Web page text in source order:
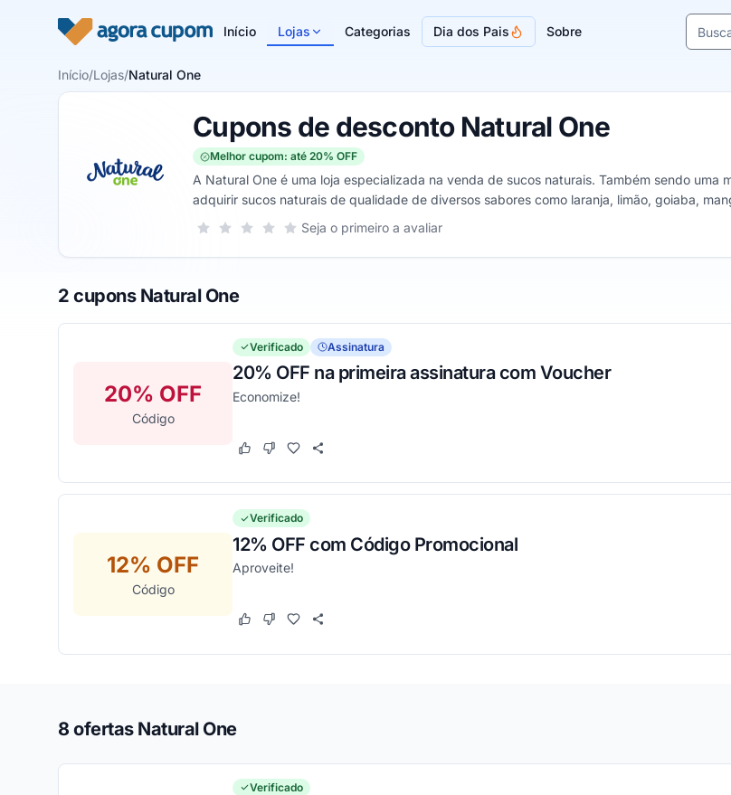
Início Lojas Categorias Dia dos Pais Sobre
Início/Lojas/Natural One
Cupons de desconto Natural One
Melhor cupom: até 20% OFF
A Natural One é uma loja especializada na venda de sucos naturais. Também sendo
adquirir sucos naturais de qualidade de diversos sabores como laranja, limão, goiaba,
opções de tamanhos diferentes.
Sua nota para Natural One, de 1 a 5 estrelas
5 estrelas
4 estrelas
3 estrelas
2 estrelas
1 estrela Seja o primeiro a avaliar
2 cupons Natural One
20% OFF
Código
Verificado Assinatura
20% OFF na primeira assinatura com Voucher
Economize!
Este cupom funcionou
Este cupom não funcionou
12% OFF
Código
Verificado
12% OFF com Código Promocional
Aproveite!
Este cupom funcionou
Este cupom não funcionou
8 ofertas Natural One
Verificado